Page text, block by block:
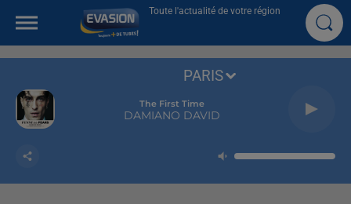
Toute l'actualité de votre région
The First Time
DAMIANO DAVID
PARIS